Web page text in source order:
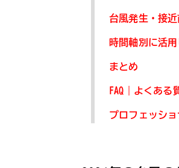
台風発生・接
時間軸別に活
まとめ
FAQ｜よくある
プロフェッシ